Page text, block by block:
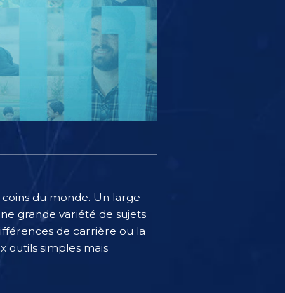
du monde. Un large
grande variété de sujets
de carrière ou la
outils simples mais